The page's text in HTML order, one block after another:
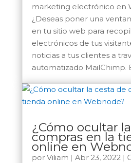
marketing electrónico en
¿Deseas poner una
en tu sitio web para
electrónicos de tus
noticias a tus clientes a
automatizado MailChimp.
¿Cómo ocultar
compras en la
online en
por Viliam | Abr 23, 2022|